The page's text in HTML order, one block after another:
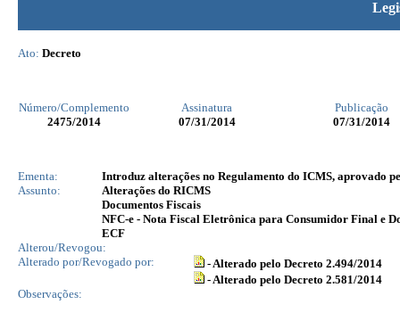
Ato: Decreto
Número/Complemento Assinatura
Publicação
2475/2014 07/31/2014 07/31/2014
Ementa:
Introduz alterações no Regulamento do ICMS, aprovado
Assunto:
Alterações do RICMS
Documentos Fiscais
NFC-e - Nota Fiscal Eletrônica para Consumidor Final e
ECF
Alterou/Revogou:
Alterado por/Revogado por:
- Alterado pelo Decreto 2.494/2014
- Alterado pelo Decreto 2.581/2014
Observações: